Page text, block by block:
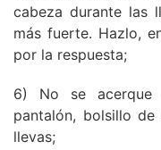
cabeza durante las
más fuerte. Hazlo,
por la respuesta;
6) No se
pantalón, bolsillo
llevas;